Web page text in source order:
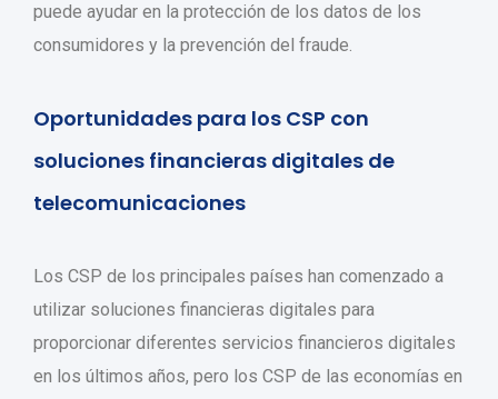
puede ayudar en la protección de los datos de los
consumidores y la prevención del fraude.
Oportunidades para los CSP con
soluciones financieras digitales de
telecomunicaciones
Los CSP de los principales países han comenzado a
utilizar soluciones financieras digitales para
proporcionar diferentes servicios financieros digitales
en los últimos años, pero los CSP de las economías en